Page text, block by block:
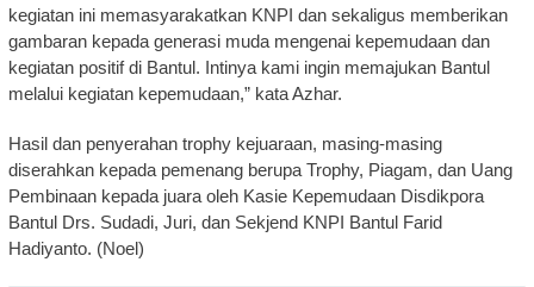
kegiatan ini memasyarakatkan KNPI dan sekaligus memberikan
gambaran kepada generasi muda mengenai kepemudaan dan
kegiatan positif di Bantul. Intinya kami ingin memajukan Bantul
melalui kegiatan kepemudaan,” kata Azhar.
Hasil dan penyerahan trophy kejuaraan, masing-masing
diserahkan kepada pemenang berupa Trophy, Piagam, dan Uang
Pembinaan kepada juara oleh Kasie Kepemudaan Disdikpora
Bantul Drs. Sudadi, Juri, dan Sekjend KNPI Bantul Farid
Hadiyanto. (Noel)